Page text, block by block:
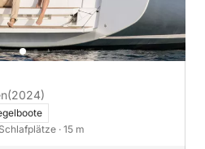
(2024)
Schlafplätze · 15 m